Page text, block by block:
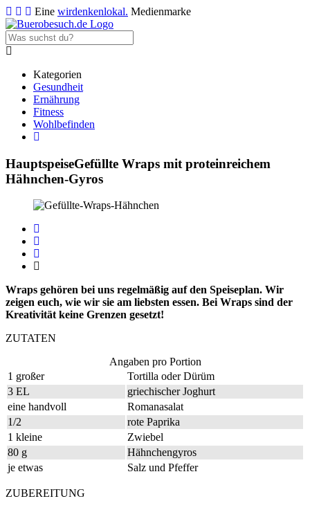
Eine wirdenkenlokal. Medienmarke
Kategorien
Gesundheit
Ernährung
Fitness
Wohlbefinden
HauptspeiseGefüllte Wraps mit proteinreichem
Hähnchen-Gyros
Wraps gehören bei uns regelmäßig auf den Speiseplan. Wir
zeigen euch, wie wir sie am liebsten essen. Bei Wraps sind der
Kreativität keine Grenzen gesetzt!
ZUTATEN
Angaben pro Portion
1 großer
Tortilla oder Dürüm
3 EL
griechischer Joghurt
eine handvoll
Romanasalat
1/2
rote Paprika
1 kleine
Zwiebel
80 g
Hähnchengyros
je etwas
Salz und Pfeffer
ZUBEREITUNG